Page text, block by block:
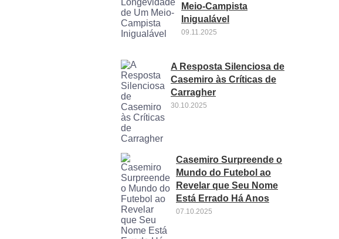
Meio-Campista
Inigualável
09.11.2025
A Resposta Silenciosa de
Casemiro às Críticas de
Carragher
30.10.2025
Casemiro Surpreende o
Mundo do Futebol ao
Revelar que Seu Nome
Está Errado Há Anos
07.10.2025